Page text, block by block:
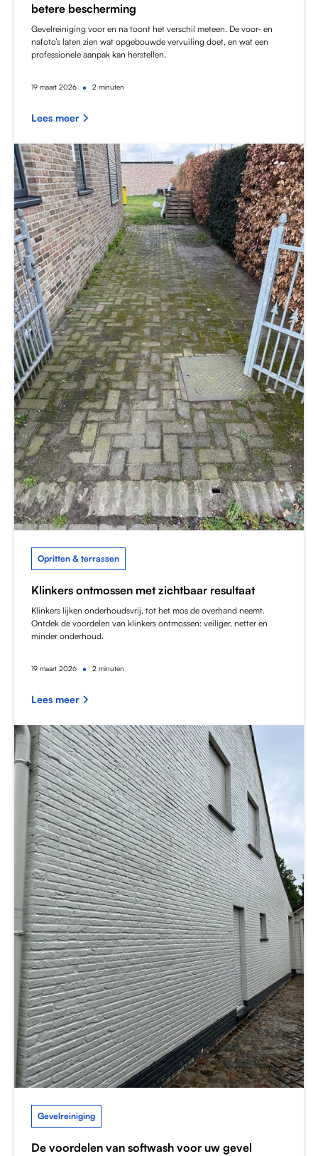
betere bescherming
Gevelreiniging voor en na toont het verschil meteen. De voor- en
nafoto’s laten zien wat opgebouwde vervuiling doet, en wat een
professionele aanpak kan herstellen.
19 maart 2026 • 2 minuten
Lees meer
Opritten & terrassen
Klinkers ontmossen met zichtbaar resultaat
Klinkers lijken onderhoudsvrij, tot het mos de overhand neemt.
Ontdek de voordelen van klinkers ontmossen: veiliger, netter en
minder onderhoud.
19 maart 2026 • 2 minuten
Lees meer
Gevelreiniging
De voordelen van softwash voor uw gevel